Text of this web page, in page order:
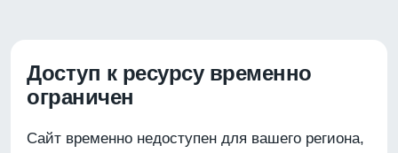
Доступ к ресурсу временно
ограничен
Сайт временно недоступен для вашего региона,